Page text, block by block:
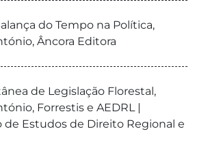
do Tempo na Política,
Âncora Editora
de Legislação Florestal,
Forrestis e AEDRL |
de Estudos de Direito Regional e